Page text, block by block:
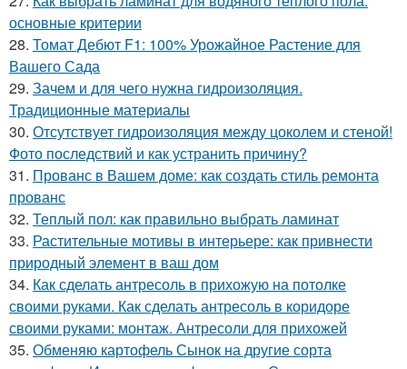
основные критерии
28. Томат Дебют F1: 100% Урожайное Растение для
Вашего Сада
29. Зачем и для чего нужна гидроизоляция.
Традиционные материалы
30. Отсутствует гидроизоляция между цоколем и стеной!
Фото последствий и как устранить причину?
31. Прованс в Вашем доме: как создать стиль ремонта
прованс
32. Теплый пол: как правильно выбрать ламинат
33. Растительные мотивы в интерьере: как привнести
природный элемент в ваш дом
34. Как сделать антресоль в прихожую на потолке
своими руками. Как сделать антресоль в коридоре
своими руками: монтаж. Антресоли для прихожей
35. Обменяю картофель Сынок на другие сорта